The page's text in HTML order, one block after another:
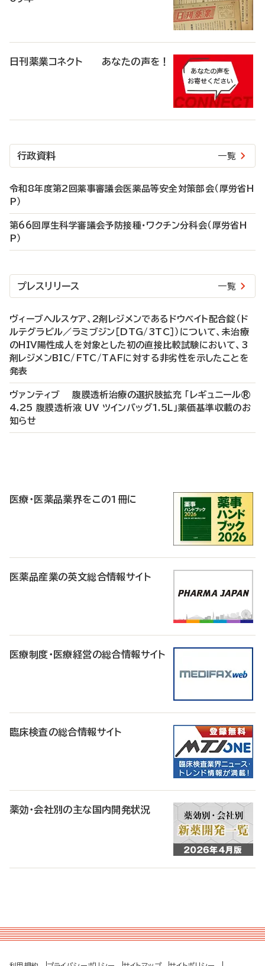
日刊薬業コネクト あなたの声を！
行政資料 一覧
令和8年度第2回薬事審議会医薬品等安全対策部会（厚労省H
P）
第66回厚生科学審議会予防接種・ワクチン分科会（厚労省H
P）
プレスリリース 一覧
ヴィーブヘルスケア、2剤レジメンであるドウベイト配合錠（ド
ルテグラビル／ラミブジン［DTG/3TC］）について、未治療
のHIV陽性成人を対象とした初の直接比較試験において、3
剤レジメンBIC/FTC/TAFに対する非劣性を示したことを
発表
ヴァンティブ 腹膜透析治療の選択肢拡充 「レギュニール®
4.25 腹膜透析液 UV ツインバッグ1.5L」薬価基準収載のお
知らせ
医療・医薬品業界をこの1冊に
医薬品産業の英文総合情報サイト
医療制度・医療経営の総合情報サイト
臨床検査の総合情報サイト
薬効・会社別の主な国内開発状況